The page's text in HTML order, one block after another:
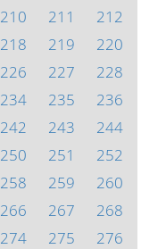
210 211
212
218 219
220
226 227
228
234 235
236
242 243
244
250 251
252
258 259
260
266 267
268
274 275
276